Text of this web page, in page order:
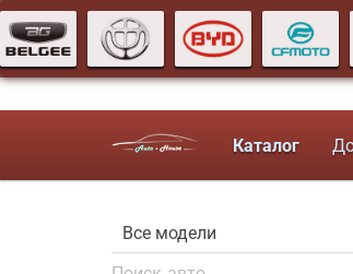
Каталог